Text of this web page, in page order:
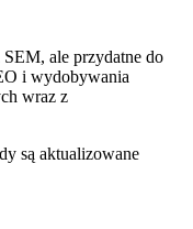
ale przydatne do
i wydobywania
wraz z
są aktualizowane